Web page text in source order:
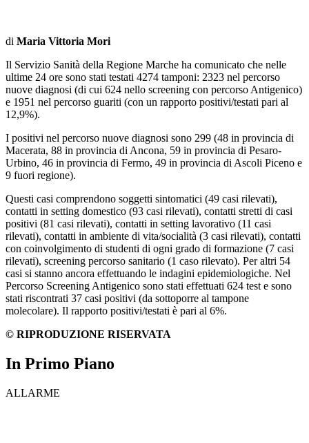
di Maria Vittoria Mori
Il Servizio Sanità della Regione Marche ha comunicato che nelle
ultime 24 ore sono stati testati 4274 tamponi: 2323 nel percorso
nuove diagnosi (di cui 624 nello screening con percorso Antigenico)
e 1951 nel percorso guariti (con un rapporto positivi/testati pari al
12,9%).
I positivi nel percorso nuove diagnosi sono 299 (48 in provincia di
Macerata, 88 in provincia di Ancona, 59 in provincia di Pesaro-
Urbino, 46 in provincia di Fermo, 49 in provincia di Ascoli Piceno e
9 fuori regione).
Questi casi comprendono soggetti sintomatici (49 casi rilevati),
contatti in setting domestico (93 casi rilevati), contatti stretti di casi
positivi (81 casi rilevati), contatti in setting lavorativo (11 casi
rilevati), contatti in ambiente di vita/socialità (3 casi rilevati), contatti
con coinvolgimento di studenti di ogni grado di formazione (7 casi
rilevati), screening percorso sanitario (1 caso rilevato). Per altri 54
casi si stanno ancora effettuando le indagini epidemiologiche. Nel
Percorso Screening Antigenico sono stati effettuati 624 test e sono
stati riscontrati 37 casi positivi (da sottoporre al tampone
molecolare). Il rapporto positivi/testati è pari al 6%.
© RIPRODUZIONE RISERVATA
In Primo Piano
ALLARME